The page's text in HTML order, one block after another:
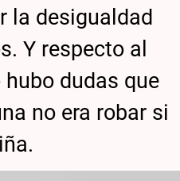
la desigualdad
Y respecto al
dudas que
no era robar si